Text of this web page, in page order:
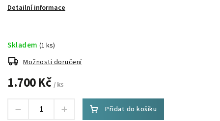
Detailní informace
1.700 Kč / ks
Skladem (1 ks)
Možnosti doručení
Přidat do košíku